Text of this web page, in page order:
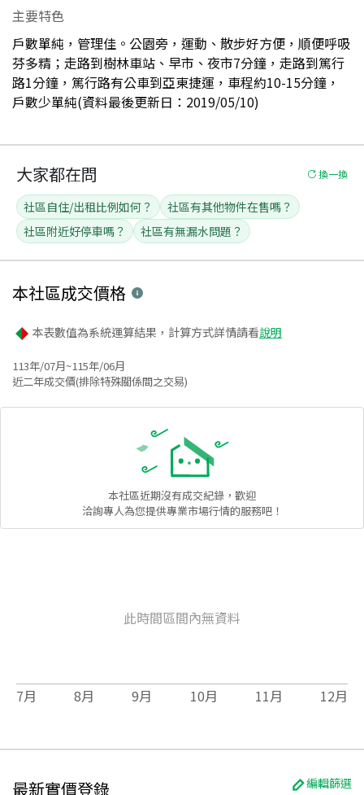
主要特色
戶數單純，管理佳。公園旁，運動、散步好方便，順便呼吸
芬多精；走路到樹林車站、早市、夜市7分鐘，走路到篤行
路1分鐘，篤行路有公車到亞東捷運，車程約10-15分鐘，
戶數少單純(資料最後更新日：2019/05/10)
大家都在問 換一換
社區自住/出租比例如何？
社區有其他物件在售嗎？
社區附近好停車嗎？
社區有無漏水問題？
本社區成交價格
本表數值為系統運算結果，計算方式詳情請看說明
113年/07月~115年/06月
近二年成交價(排除特殊關係間之交易)
本社區近期沒有成交紀錄，歡迎
洽詢專人為您提供專業市場行情的服務吧！
此時間區間內無資料
7月 8月 9月 10月 11月 12月
最新實價登錄
編輯篩選